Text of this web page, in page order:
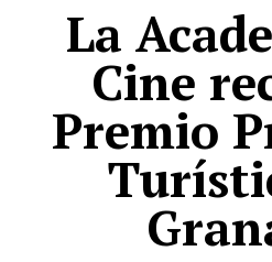
La
Cine
Premio
ÚNETE A LA ACADEMIA